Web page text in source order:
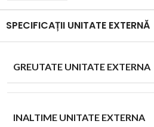
SPECIFICAȚII UNITATE EXTERNĂ
GREUTATE UNITATE EXTERNA
INALTIME UNITATE EXTERNA